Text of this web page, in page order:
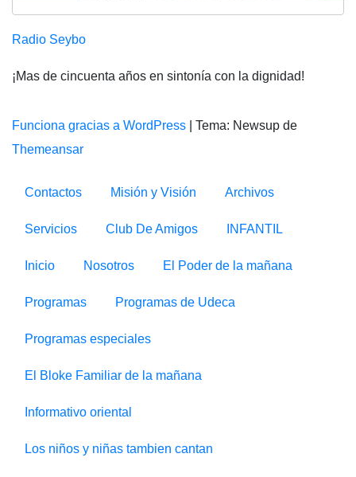
Radio Seybo
¡Mas de cincuenta años en sintonía con la dignidad!
Funciona gracias a WordPress
Tema: Newsup de
Themeansar
Contactos Misión y Visión Archivos
Servicios Club De Amigos INFANTIL
Inicio Nosotros El Poder de la mañana
Programas Programas de Udeca
Programas especiales
El Bloke Familiar de la mañana
Informativo oriental
Los niños y niñas tambien cantan